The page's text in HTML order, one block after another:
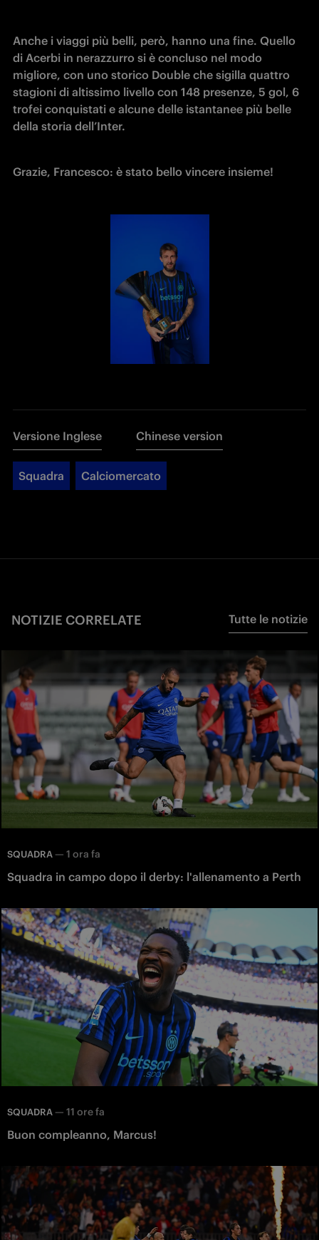
Anche i viaggi più belli, però, hanno una fine. Quello
di Acerbi in nerazzurro si è concluso nel modo
migliore, con uno storico Double che sigilla quattro
stagioni di altissimo livello con 148 presenze, 5 gol, 6
trofei conquistati e alcune delle istantanee più belle
della storia dell’Inter.
Grazie, Francesco: è stato bello vincere insieme!
Versione Inglese Chinese version
Squadra Calciomercato
NOTIZIE CORRELATE Tutte le notizie
SQUADRA — 1 ora fa
Squadra in campo dopo il derby: l'allenamento a Perth
SQUADRA — 11 ore fa
Buon compleanno, Marcus!